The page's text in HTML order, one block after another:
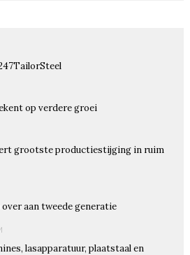
op verdere groei
grootste productiestijging in ruim
aan tweede generatie
lasapparatuur, plaatstaal en